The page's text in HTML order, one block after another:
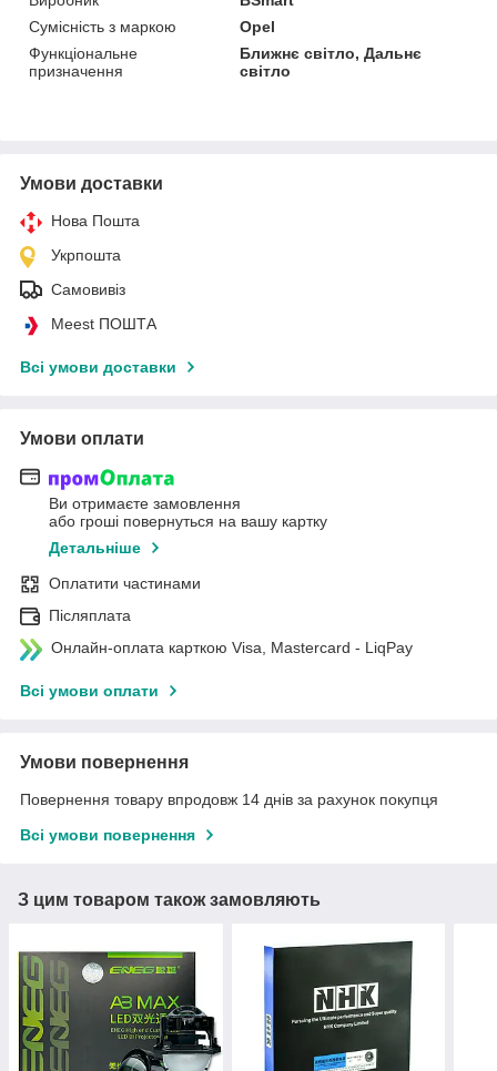
Сумісність з маркою
Opel
Функціональне
призначення
Ближнє світло, Дальнє
світло
Умови доставки
Нова Пошта
Укрпошта
Самовивіз
Meest ПОШТА
Всі умови доставки
Умови оплати
Ви отримаєте замовлення
або гроші повернуться на вашу картку
Детальніше
Оплатити частинами
Післяплата
Онлайн-оплата карткою Visa, Mastercard - LiqPay
Всі умови оплати
Умови повернення
Повернення товару впродовж 14 днів за рахунок покупця
Всі умови повернення
З цим товаром також замовляють